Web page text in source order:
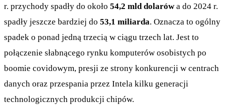
r. przychody spadły do około 54,2 mld dolarówa do 2024 r.
spadły jeszcze bardziej do 53,1 miliarda. Oznacza to ogólny
spadek o ponad jedną trzecią w ciągu trzech lat. Jest to
połączenie słabnącego rynku komputerów osobistych po
boomie covidowym, presji ze strony konkurencji w centrach
danych oraz przespania przez Intela kilku generacji
technologicznych produkcji chipów.